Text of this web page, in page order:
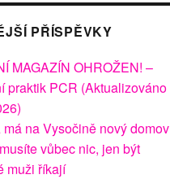
PŘÍSPĚVKY
MAGAZÍN OHROŽEN! –
praktik PCR (Aktualizováno
má na Vysočině nový domov
vůbec nic, jen být
muži říkají